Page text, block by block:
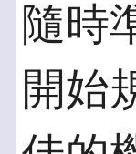
隨時
開始